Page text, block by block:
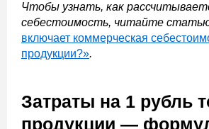
Чтобы узнать, как
себестоимость, читайте
включает коммерческая
продукции?».
Затраты на 1 рубль
продукции —